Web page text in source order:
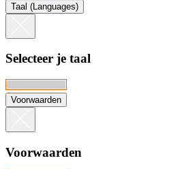
Taal (Languages)
Selecteer je taal
Voorwaarden
Voorwaarden